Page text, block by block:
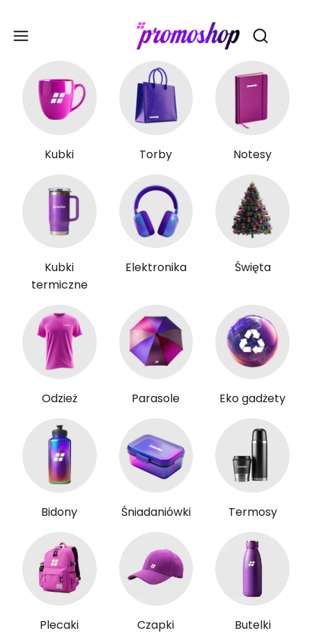
Otwórz
Kubki Torby Notesy
Kubki
termiczne
Elektronika Święta
Odzież Parasole Eko gadżety
Bidony Śniadaniówki Termosy
Plecaki Czapki Butelki